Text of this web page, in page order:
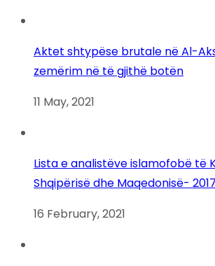
Aktet shtypëse brutale në Al-
zemërim në të gjithë botën
11 May, 2021
Lista e analistëve islamofobë të
Shqipërisë dhe Maqedonisë- 2017
16 February, 2021